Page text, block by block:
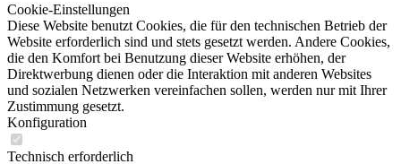
Cookie-Einstellungen
Diese Website benutzt Cookies, die für den technischen Betrieb der
Website erforderlich sind und stets gesetzt werden. Andere Cookies,
die den Komfort bei Benutzung dieser Website erhöhen, der
Direktwerbung dienen oder die Interaktion mit anderen Websites
und sozialen Netzwerken vereinfachen sollen, werden nur mit Ihrer
Zustimmung gesetzt.
Konfiguration
Technisch erforderlich